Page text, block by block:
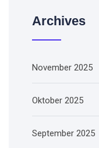
Archives
November 2025
Oktober 2025
September 2025